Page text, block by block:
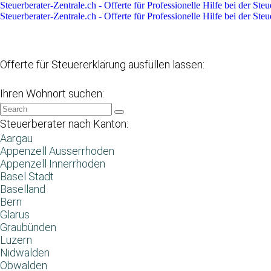
Steuerberater-Zentrale.ch - Offerte für Professionelle Hilfe bei der
Steuerberater-Zentrale.ch - Offerte für Professionelle Hilfe bei der
Offerte für Steuererklärung ausfüllen lassen:
Ihren Wohnort suchen:
Steuerberater nach Kanton:
Aargau
Appenzell Ausserrhoden
Appenzell Innerrhoden
Basel Stadt
Baselland
Bern
Glarus
Graubünden
Luzern
Nidwalden
Obwalden